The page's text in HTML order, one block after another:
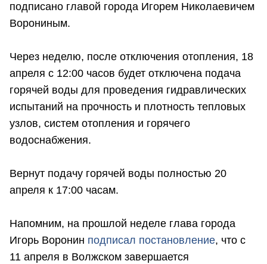
подписано главой города Игорем Николаевичем
Ворониным.
Через неделю, после отключения отопления, 18
апреля с 12:00 часов будет отключена подача
горячей воды для проведения гидравлических
испытаний на прочность и плотность тепловых
узлов, систем отопления и горячего
водоснабжения.
Вернут подачу горячей воды полностью 20
апреля к 17:00 часам.
Напомним, на прошлой неделе глава города
Игорь Воронин подписал постановление, что с
11 апреля в Волжском завершается